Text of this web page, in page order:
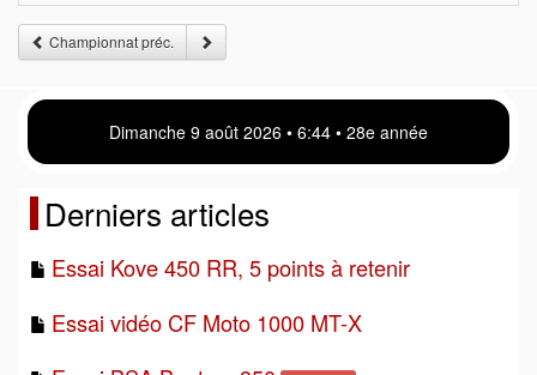
Championnat préc.
Dimanche 9 août 2026 • 6 44 • 28e année
Derniers articles
Essai Kove 450 RR, 5 points à retenir
Essai vidéo CF Moto 1000 MT-X